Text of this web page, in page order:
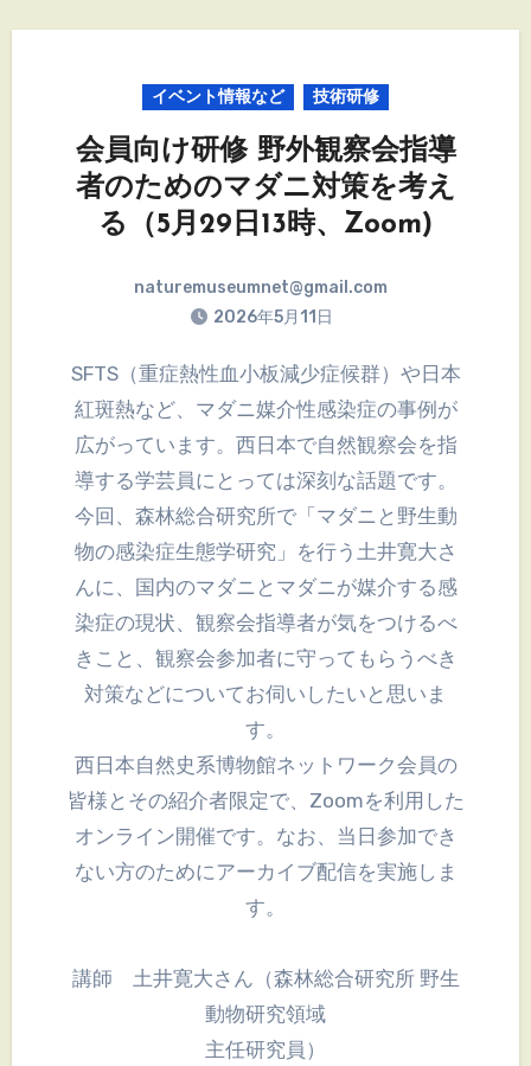
イベント情報など 技術研修
会員向け研修 野外観察会指導
者のためのマダニ対策を考え
る（5月29日13時、Zoom)
naturemuseumnet@gmail.com
2026年5月11日
SFTS（重症熱性血小板減少症候群）や日本
紅斑熱など、マダニ媒介性感染症の事例が
広がっています。西日本で自然観察会を指
導する学芸員にとっては深刻な話題です。
今回、森林総合研究所で「マダニと野生動
物の感染症生態学研究」を行う土井寛大さ
んに、国内のマダニとマダニが媒介する感
染症の現状、観察会指導者が気をつけるべ
きこと、観察会参加者に守ってもらうべき
対策などについてお伺いしたいと思いま
す。
西日本自然史系博物館ネットワーク会員の
皆様とその紹介者限定で、Zoomを利用した
オンライン開催です。なお、当日参加でき
ない方のためにアーカイブ配信を実施しま
す。
講師 土井寛大さん（森林総合研究所 野生
動物研究領域
主任研究員）